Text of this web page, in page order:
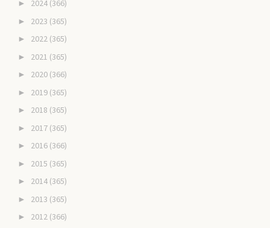
► 2024 (366)
► 2023 (365)
► 2022 (365)
► 2021 (365)
► 2020 (366)
► 2019 (365)
► 2018 (365)
► 2017 (365)
► 2016 (366)
► 2015 (365)
► 2014 (365)
► 2013 (365)
► 2012 (366)